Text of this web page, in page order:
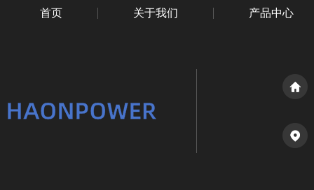
首页 关于我们 产品中心